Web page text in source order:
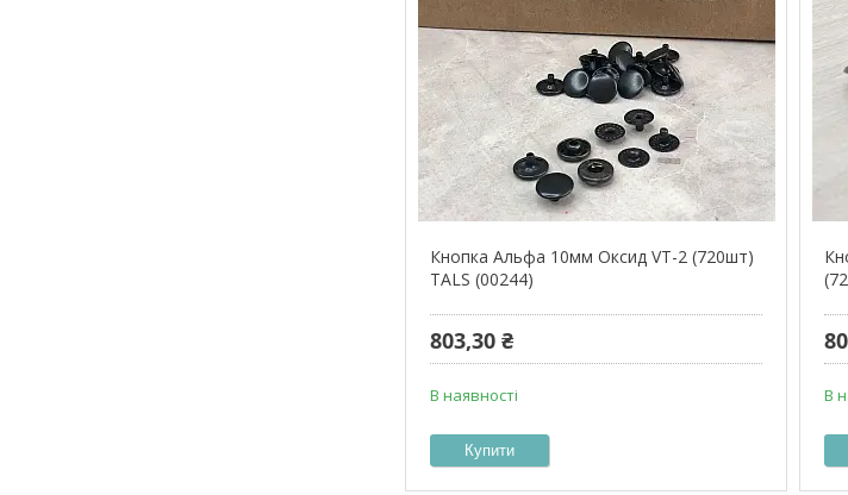
Кнопка Альфа 10мм Оксид VT-2 (720шт)
TALS (00244)
803,30 ₴
В наявності
Купити
В